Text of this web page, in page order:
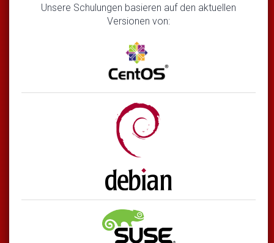
Unsere Schulungen basieren auf den aktuellen
Versionen von: